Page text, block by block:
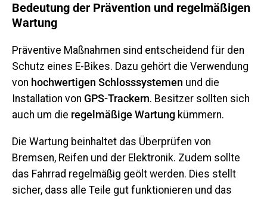
Bedeutung der Prävention und regelmäßigen
Wartung
Präventive Maßnahmen sind entscheidend für den
Schutz eines E-Bikes. Dazu gehört die Verwendung
von hochwertigen Schlosssystemen und die
Installation von GPS-Trackern. Besitzer sollten sich
auch um die regelmäßige Wartung kümmern.
Die Wartung beinhaltet das Überprüfen von
Bremsen, Reifen und der Elektronik. Zudem sollte
das Fahrrad regelmäßig geölt werden. Dies stellt
sicher, dass alle Teile gut funktionieren und das